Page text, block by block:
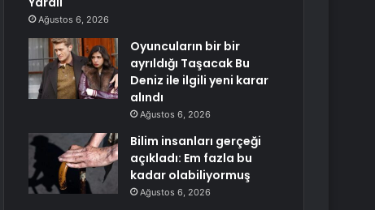
Ağustos 6, 2026
Oyuncuların bir bir
ayrıldığı Taşacak Bu
Deniz ile ilgili yeni karar
alındı
Ağustos 6, 2026
Bilim insanları gerçeği
açıkladı: Em fazla bu
kadar olabiliyormuş
Ağustos 6, 2026